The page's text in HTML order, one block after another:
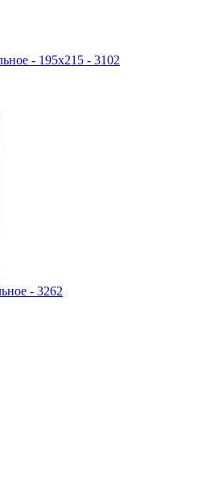
- 195х215 - 3102
- 3262